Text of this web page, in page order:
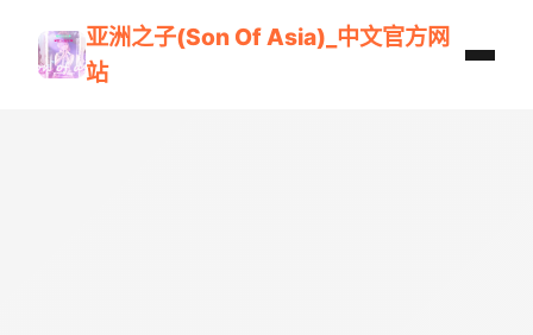
亚洲之子(Son Of Asia)_中文官方网
站